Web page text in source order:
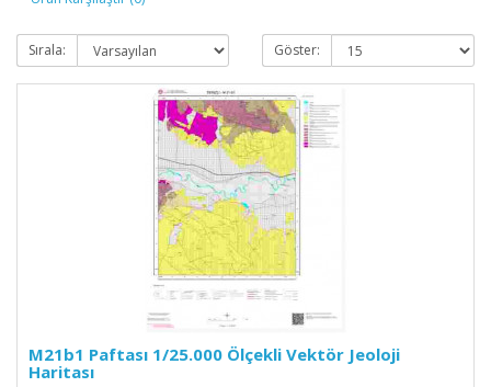
Sırala: Göster:
M21b1 Paftası 1/25.000 Ölçekli Vektör Jeoloji
Haritası